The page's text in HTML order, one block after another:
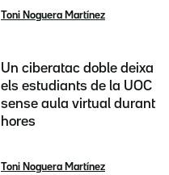
Toni Noguera Martínez
Un ciberatac doble deixa
els estudiants de la UOC
sense aula virtual durant
hores
Toni Noguera Martínez